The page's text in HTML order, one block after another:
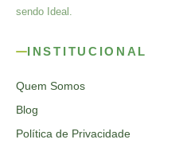
sendo Ideal.
INSTITUCIONAL
Quem Somos
Blog
Política de Privacidade